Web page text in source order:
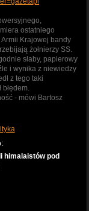
ostatniego
Krajowej bandy
żołnierzy SS.
słaby, papierowy
i wynika z niewiedzy
z tego taki
- mówi Bartosz
himalaistów pod